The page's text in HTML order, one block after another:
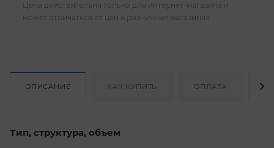
Цена действительна только для интернет-магазина и
может отличаться от цен в розничных магазинах
ОПИСАНИЕ КАК КУПИТЬ ОПЛАТА
Тип, структура, объем